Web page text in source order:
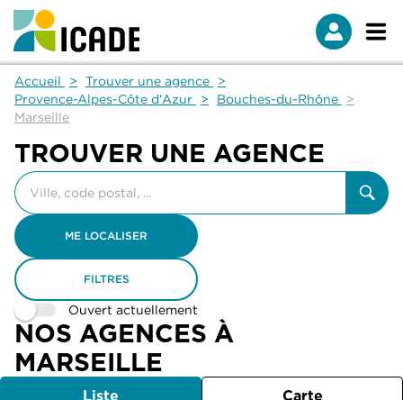
Accueil
Trouver une agence
Provence-Alpes-Côte d'Azur
Bouches-du-Rhône
Marseille
TROUVER UNE AGENCE
Veuillez
renseigner
une
adresse
ME LOCALISER
FILTRES
Ouvert actuellement
NOS AGENCES À
MARSEILLE
Liste Carte